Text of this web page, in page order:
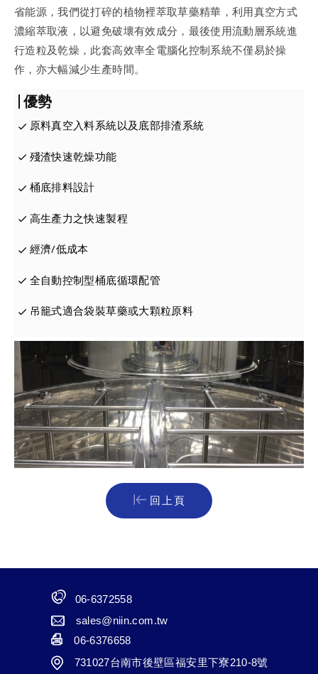
省能源，我們從打碎的植物裡萃取草藥精華，利用真空方式
濃縮萃取液，以避免破壞有效成分，最後使用流動層系統進
行造粒及乾燥，此套高效率全電腦化控制系統不僅易於操
作，亦大幅減少生產時間。
優勢
原料真空入料系統以及底部排渣系統
殘渣快速乾燥功能
桶底排料設計
高生產力之快速製程
經濟/低成本
全自動控制型桶底循環配管
吊籠式適合袋裝草藥或大顆粒原料
回上頁
06-6372558
sales@niin.com.tw
06-6376658
731027台南市後壁區福安里下寮210-8號